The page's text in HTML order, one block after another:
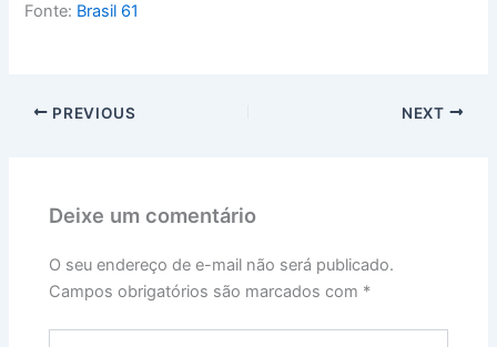
Fonte: Brasil 61
PREVIOUS NEXT
Deixe um comentário
O seu endereço de e-mail não será publicado.
Campos obrigatórios são marcados com *